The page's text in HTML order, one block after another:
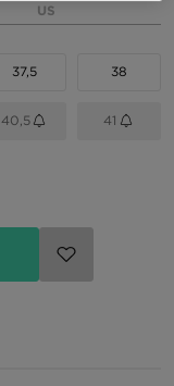
US
37,5 38
40,5 41